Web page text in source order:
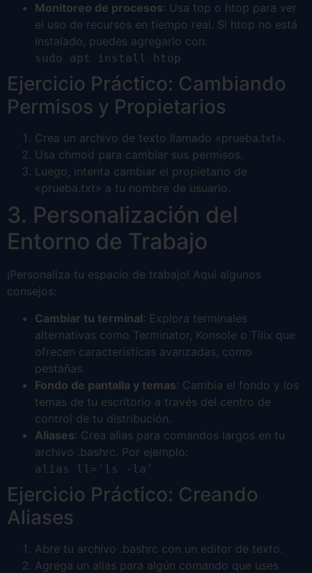
Monitoreo de procesos: Usa top o htop para ver
el uso de recursos en tiempo real. Si htop no está
instalado, puedes agregarlo con:
sudo apt install htop
Ejercicio Práctico: Cambiando
Permisos y Propietarios
Crea un archivo de texto llamado «prueba.txt».
Usa chmod para cambiar sus permisos.
Luego, intenta cambiar el propietario de
«prueba.txt» a tu nombre de usuario.
3. Personalización del
Entorno de Trabajo
¡Personaliza tu espacio de trabajo! Aquí algunos
consejos:
Cambiar tu terminal: Explora terminales
alternativas como Terminator, Konsole o Tilix que
ofrecen características avanzadas, como
pestañas.
Fondo de pantalla y temas: Cambia el fondo y los
temas de tu escritorio a través del centro de
control de tu distribución.
Aliases: Crea alias para comandos largos en tu
archivo .bashrc. Por ejemplo:
alias ll='ls -la'
Ejercicio Práctico: Creando
Aliases
Abre tu archivo .bashrc con un editor de texto.
Agrega un alias para algún comando que uses